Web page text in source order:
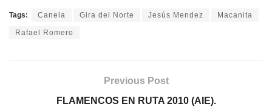
Tags: Canela Gira del Norte Jesús Mendez Macanita
Rafael Romero
Previous Post
FLAMENCOS EN RUTA 2010 (AIE).